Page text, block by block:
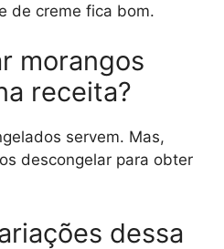
de creme fica bom.
morangos
receita?
servem. Mas,
descongelar para obter
dessa